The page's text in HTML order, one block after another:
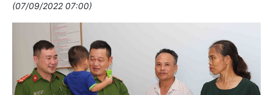
(07/09/2022 07:00)